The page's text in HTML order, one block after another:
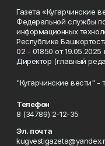
Газета «Кугарчинские
Федеральной службы
информационных
Республике
02 - 01850 от 19.05.2025
Директор (главный
"Кугарчинские вести"
Телефон
8 (34789) 2-12-35
Эл. почта